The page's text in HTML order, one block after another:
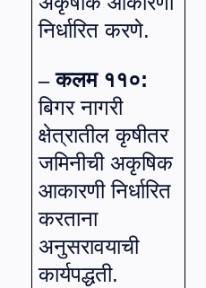
निर्धारित करणे.
–कलम ११०:
बिगर नागरी
क्षेत्रातील कृषीतर
जमिनीची अकृषिक
आकारणी निर्धारित
करताना
अनुसरावयाची
कार्यपद्धती.